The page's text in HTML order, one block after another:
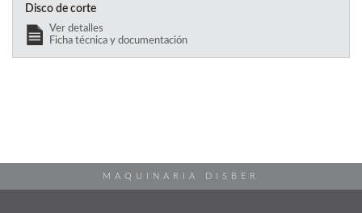
Disco de corte
Ver detalles
Ficha técnica y documentación
MAQUINARIA DISBER